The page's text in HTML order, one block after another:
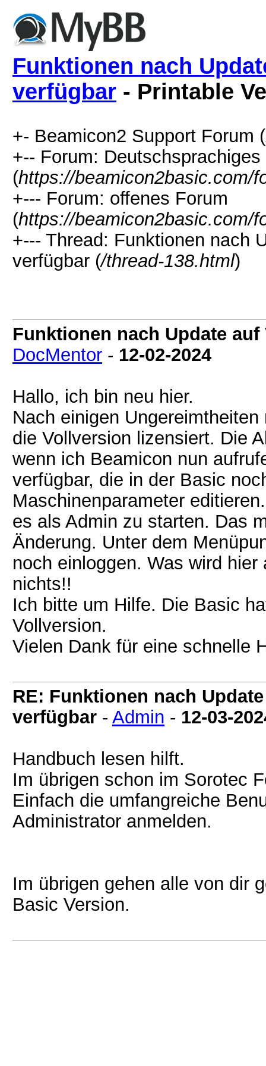
Funktionen nach
verfügbar - Printable
+- Beamicon2 Support Forum (
+-- Forum:
(https://beamicon2basic.com/
+--- Forum: offenes Forum
(https://beamicon2basic.com/
+--- Thread: Funktionen nach
verfügbar (/thread-138.html)
Funktionen nach Update
DocMentor - 12-02-2024
Hallo, ich bin neu hier.
Nach einigen
die Vollversion lizensiert. Die
wenn ich Beamicon nun
verfügbar, die in der Basic
Maschinenparameter
es als Admin zu starten. Das
Änderung. Unter dem
noch einloggen. Was wird
nichts!!
Ich bitte um Hilfe. Die Basic
Vollversion.
Vielen Dank für eine schnelle
RE: Funktionen nach
verfügbar - Admin - 12-03-
Handbuch lesen hilft.
Im übrigen schon im Sorotec
Einfach die umfangreiche
Administrator anmelden.
Im übrigen gehen alle von dir
Basic Version.